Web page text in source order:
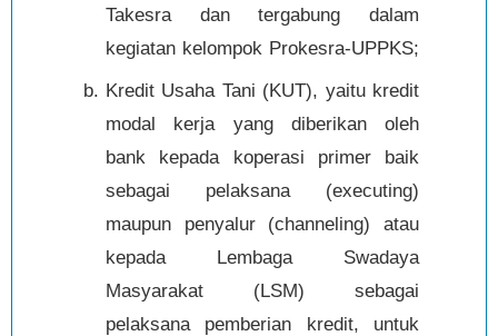
Takesra dan tergabung dalam
kegiatan kelompok Prokesra-UPPKS;
Kredit Usaha Tani (KUT), yaitu kredit
modal kerja yang diberikan oleh
bank kepada koperasi primer baik
sebagai pelaksana (executing)
maupun penyalur (channeling) atau
kepada Lembaga Swadaya
Masyarakat (LSM) sebagai
pelaksana pemberian kredit, untuk